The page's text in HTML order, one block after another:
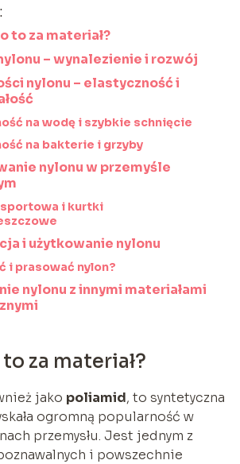
to za materiał?
– wynalezienie i rozwój
nylonu – elastyczność i
na wodę i szybkie schnięcie
na bakterie i grzyby
nylonu w przemyśle
i kurtki
i użytkowanie nylonu
i prasować nylon?
nylonu z innymi materiałami
za materiał?
jako poliamid, to syntetyczna
ogromną popularność w
przemysłu. Jest jednym z
i powszechnie